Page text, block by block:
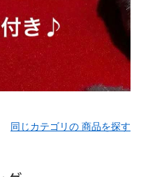
同じカテゴリの 商品を探す